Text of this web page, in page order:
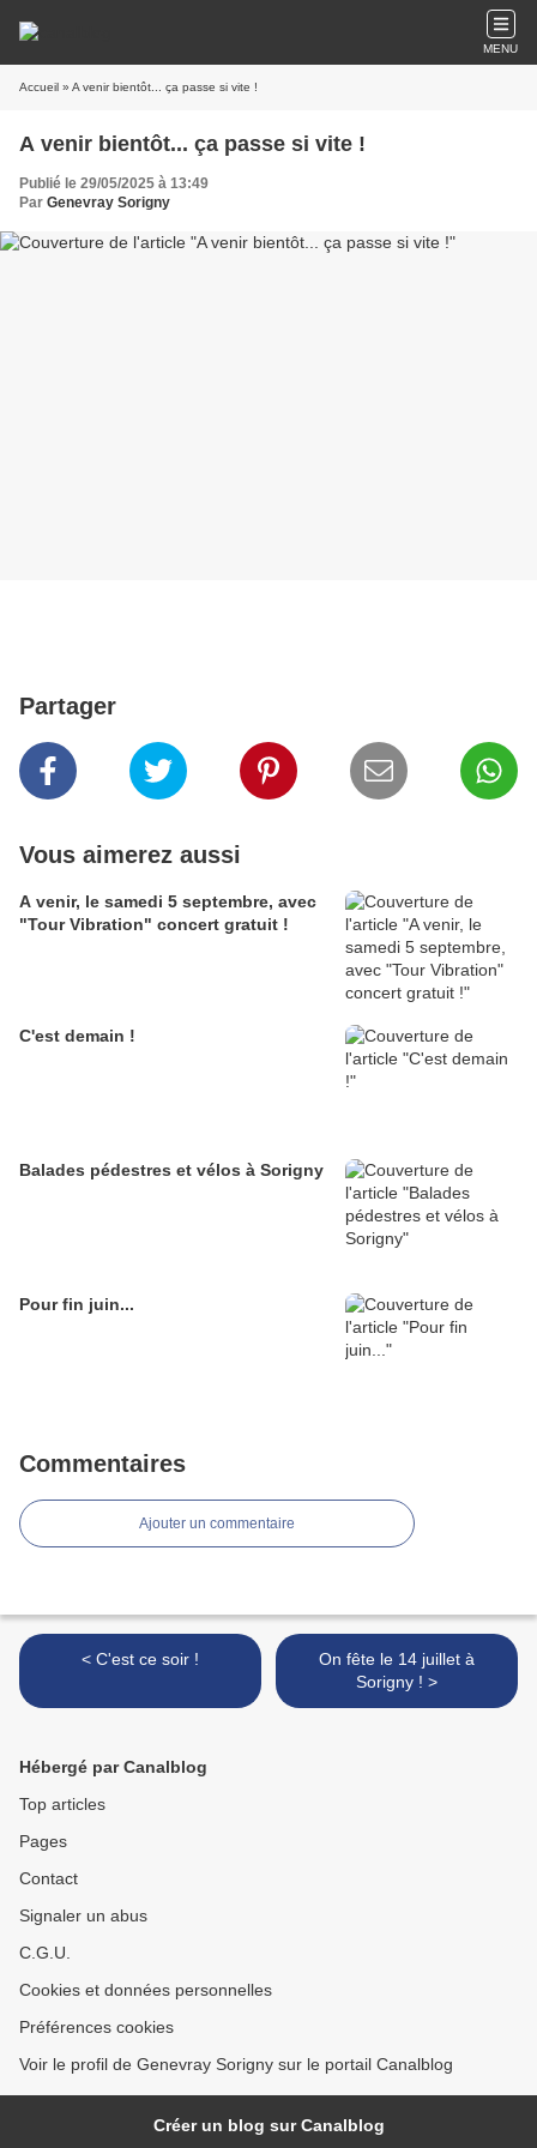
MENU
Accueil » A venir bientôt... ça passe si vite !
A venir bientôt... ça passe si vite !
Publié le 29/05/2025 à 13:49
Par Genevray Sorigny
Partager
Vous aimerez aussi
A venir, le samedi 5 septembre, avec
"Tour Vibration" concert gratuit !
C'est demain !
Balades pédestres et vélos à Sorigny
Pour fin juin...
Commentaires
Ajouter un commentaire
< C'est ce soir !
On fête le 14 juillet à
Sorigny ! >
Hébergé par Canalblog
Top articles
Pages
Contact
Signaler un abus
C.G.U.
Cookies et données personnelles
Préférences cookies
Voir le profil de Genevray Sorigny sur le portail Canalblog
Créer un blog sur Canalblog